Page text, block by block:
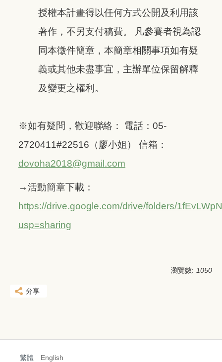
授權本計畫得以任何方式公開及利用該
著作，不另支付稿費。 凡參賽者視為認
同本徵件簡章，本簡章相關事項如有疑
義或其他未盡事宜，主辦單位保留解釋
及變更之權利。
※如有疑問，歡迎聯絡： 電話：05-
2720411#22516（廖小姐） 信箱：
dovoha2018@gmail.com
→活動簡章下載：
https://drive.google.com/drive/folders/
usp=sharing
瀏覽數: 1050
分享
繁體 English